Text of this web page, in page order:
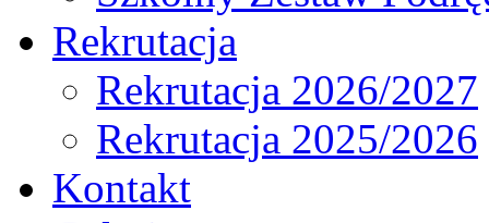
Rekrutacja
Rekrutacja 2026/2027
Rekrutacja 2025/2026
Kontakt